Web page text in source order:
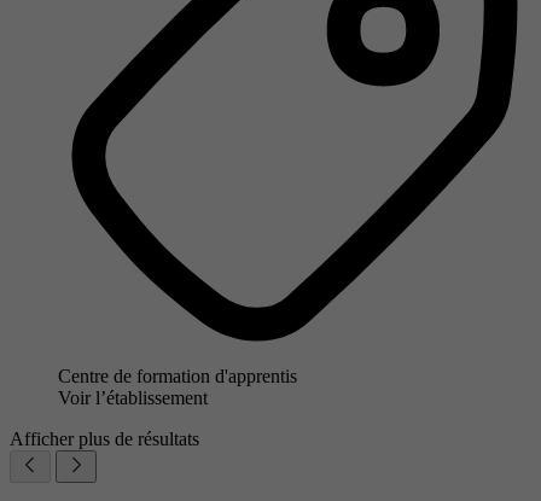
Centre de formation d'apprentis
Voir l’établissement
Afficher plus de résultats